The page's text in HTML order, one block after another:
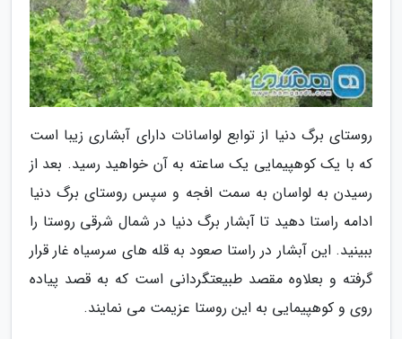
روستای برگ دنیا از توابع لواسانات دارای آبشاری زیبا است
که با یک کوهپیمایی یک ساعته به آن خواهید رسید. بعد از
رسیدن به لواسان به سمت افجه و سپس روستای برگ دنیا
ادامه راستا دهید تا آبشار برگ دنیا در شمال شرقی روستا را
ببینید. این آبشار در راستا صعود به قله های سرسیاه غار قرار
گرفته و بعلاوه مقصد طبیعتگردانی است که به قصد پیاده
روی و کوهپیمایی به این روستا عزیمت می نمایند.